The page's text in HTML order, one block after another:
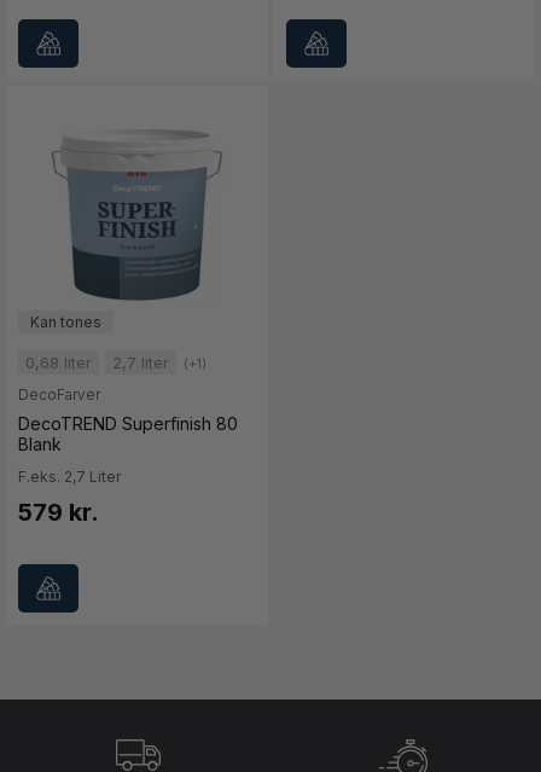
0,68 liter 2,7 liter (+1)
DecoFarver
DecoTREND Superfinish 80
Blank
F.eks. 2,7 Liter
579 kr.